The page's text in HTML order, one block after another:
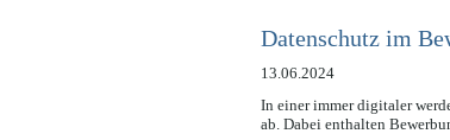
Datenschutz im
13.06.2024
In einer immer digitaler
ab. Dabei enthalten